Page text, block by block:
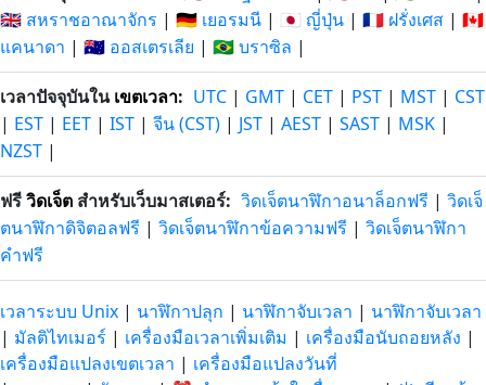
329 วัน
ที่แล้ว
12/9/25
329 วัน
หลังจากนี้
330 วัน
ที่แล้ว
11/9/25
330 วัน
หลังจากนี้
3/7/27
331 วัน
ที่แล้ว
10/9/25
331 วัน
หลังจากนี้
4/7/27
ที่แล้ว
หลังจากนี้
333 วัน
ที่แล้ว
8/9/25
333 วัน
หลังจากนี้
6/7/27
🇬🇧 สหราชอาณาจักร | 🇩🇪 เยอรมนี | 🇯🇵 ญี่ปุ่น | 🇫🇷 ฝรั่งเศส | 🇨🇦
แคนาดา | 🇦🇺 ออสเตรเลีย | 🇧🇷 บราซิล |
เวลาปัจจุบันในเขตเวลา: UTC | GMT | CET | PST | MST | CST
| EST | EET | IST | จีน (CST) | JST | AEST | SAST | MSK |
NZST |
ฟรีวิดเจ็ต สำหรับเว็บมาสเตอร์: วิดเจ็ตนาฬิกาอนาล็อกฟรี | วิดเจ็
ตนาฬิกาดิจิตอลฟรี | วิดเจ็ตนาฬิกาข้อความฟรี | วิดเจ็ตนาฬิกา
คำฟรี
เวลาระบบ Unix | นาฬิกาปลุก | นาฬิกาจับเวลา | นาฬิกาจับเวลา
| มัลติไทเมอร์ | เครื่องมือเวลาเพิ่มเติม | เครื่องมือนับถอยหลัง |
เครื่องมือแปลงเขตเวลา | เครื่องมือแปลงวันที่